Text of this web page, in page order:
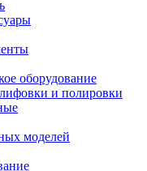
оборудование
и полировки
моделей